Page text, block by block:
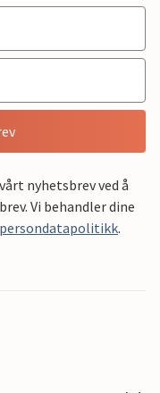
nyhetsbrev ved å
Vi behandler dine
persondatapolitikk.